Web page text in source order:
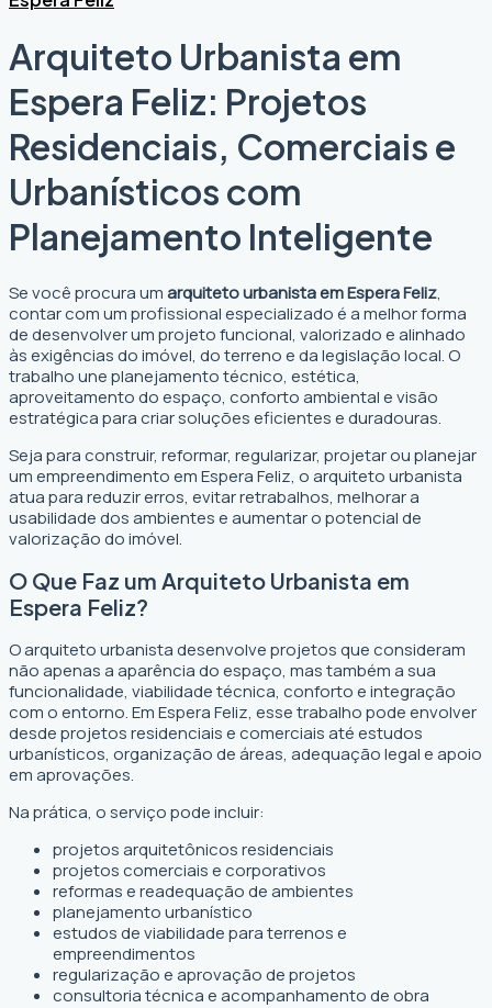
Arquiteto Urbanista em
Espera Feliz: Projetos
Residenciais, Comerciais e
Urbanísticos com
Planejamento Inteligente
Se você procura umarquiteto urbanista em Espera Feliz,
contar com um profissional especializado é a melhor forma
de desenvolver um projeto funcional, valorizado e alinhado
às exigências do imóvel, do terreno e da legislação local. O
trabalho une planejamento técnico, estética,
aproveitamento do espaço, conforto ambiental e visão
estratégica para criar soluções eficientes e duradouras.
Seja para construir, reformar, regularizar, projetar ou planejar
um empreendimento em Espera Feliz, o arquiteto urbanista
atua para reduzir erros, evitar retrabalhos, melhorar a
usabilidade dos ambientes e aumentar o potencial de
valorização do imóvel.
O Que Faz um Arquiteto Urbanista em
Espera Feliz?
O arquiteto urbanista desenvolve projetos que consideram
não apenas a aparência do espaço, mas também a sua
funcionalidade, viabilidade técnica, conforto e integração
com o entorno. Em Espera Feliz, esse trabalho pode envolver
desde projetos residenciais e comerciais até estudos
urbanísticos, organização de áreas, adequação legal e apoio
em aprovações.
Na prática, o serviço pode incluir:
projetos arquitetônicos residenciais
projetos comerciais e corporativos
reformas e readequação de ambientes
planejamento urbanístico
estudos de viabilidade para terrenos e
empreendimentos
regularização e aprovação de projetos
consultoria técnica e acompanhamento de obra